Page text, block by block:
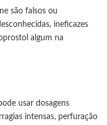
são falsos ou
ineficazes
algum na
usar dosagens
intensas, perfuração